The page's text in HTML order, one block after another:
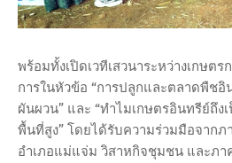
พร้อมทั้งเปิดเวทีเสวนาระหว่างเกษต
การในหัวข้อ “การปลูกและตลาดพืช
ผันผวน” และ “ทำไมเกษตรอินทรีย์ถึง
พื้นที่สูง” โดยได้รับความร่วมมือจากภ
อำเภอแม่แจ่ม วิสาหกิจชุมชน และภา